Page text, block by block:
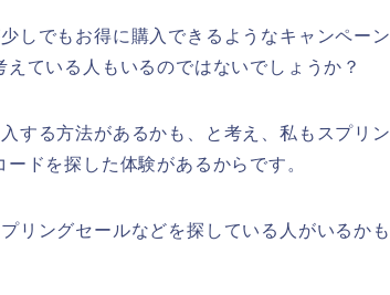
しでもお得に購入できるようなキャンペーン
ている人もいるのではないでしょうか？
する方法があるかも、と考え、私もスプリン
ドを探した体験があるからです。
リングセールなどを探している人がいるかも